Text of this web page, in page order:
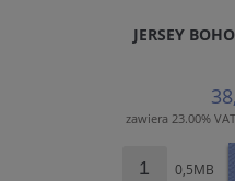
JERSEY
zawiera 23.00%
0,5MB